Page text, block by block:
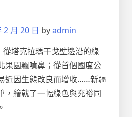
2 月 20 日 byadmin
從塔克拉瑪干戈壁邊沿的綠
果園飄噴鼻；從首個國度公
近因生態改良而增收……新疆
，繪就了一幅綠色與充裕同